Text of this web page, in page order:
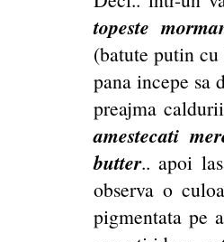
topeste
(batute putin
pana incepe sa
preajma
amestecati
butter.. apoi
observa o
pigmentata pe